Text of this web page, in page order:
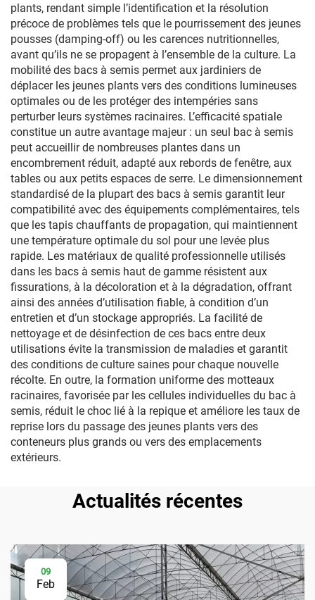
plants, rendant simple l’identification et la résolution
précoce de problèmes tels que le pourrissement des jeunes
pousses (damping-off) ou les carences nutritionnelles,
avant qu’ils ne se propagent à l’ensemble de la culture. La
mobilité des bacs à semis permet aux jardiniers de
déplacer les jeunes plants vers des conditions lumineuses
optimales ou de les protéger des intempéries sans
perturber leurs systèmes racinaires. L’efficacité spatiale
constitue un autre avantage majeur : un seul bac à semis
peut accueillir de nombreuses plantes dans un
encombrement réduit, adapté aux rebords de fenêtre, aux
tables ou aux petits espaces de serre. Le dimensionnement
standardisé de la plupart des bacs à semis garantit leur
compatibilité avec des équipements complémentaires, tels
que les tapis chauffants de propagation, qui maintiennent
une température optimale du sol pour une levée plus
rapide. Les matériaux de qualité professionnelle utilisés
dans les bacs à semis haut de gamme résistent aux
fissurations, à la décoloration et à la dégradation, offrant
ainsi des années d’utilisation fiable, à condition d’un
entretien et d’un stockage appropriés. La facilité de
nettoyage et de désinfection de ces bacs entre deux
utilisations évite la transmission de maladies et garantit
des conditions de culture saines pour chaque nouvelle
récolte. En outre, la formation uniforme des motteaux
racinaires, favorisée par les cellules individuelles du bac à
semis, réduit le choc lié à la repique et améliore les taux de
reprise lors du passage des jeunes plants vers des
conteneurs plus grands ou vers des emplacements
extérieurs.
Actualités récentes
09
Feb